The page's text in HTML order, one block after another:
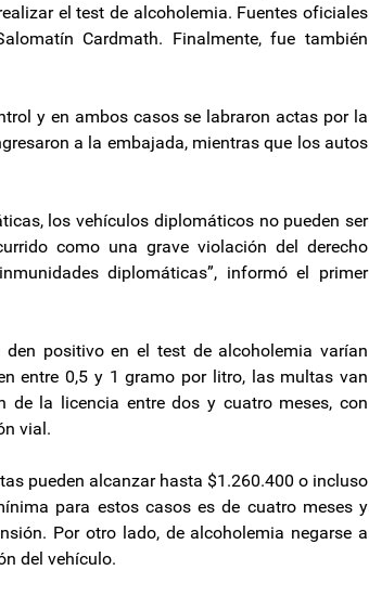
el test de alcoholemia. Fuentes oficiales
Cardmath. Finalmente, fue también
y en ambos casos se labraron actas por la
a la embajada, mientras que los autos
los vehículos diplomáticos no pueden ser
como una grave violación del derecho
diplomáticas”, informó el primer
positivo en el test de alcoholemia varían
entre 0,5 y 1 gramo por litro, las multas van
de la licencia entre dos y cuatro meses, con
vial.
pueden alcanzar hasta $1.260.400 o incluso
para estos casos es de cuatro meses y
Por otro lado, de alcoholemia negarse a
del vehículo.